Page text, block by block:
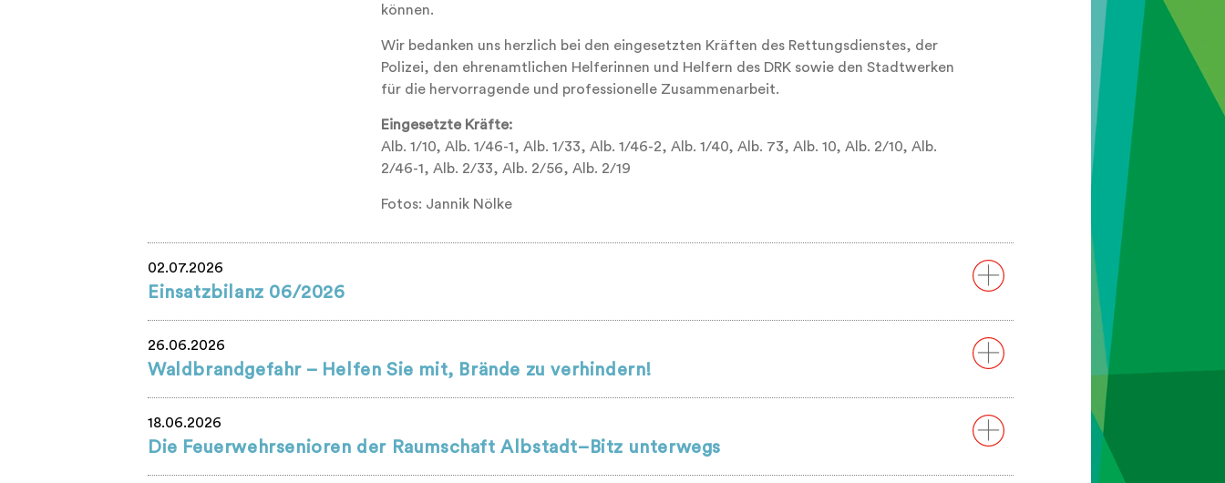
können.
Wir bedanken uns herzlich bei den eingesetzten Kräften des Rettungsdienstes, der
Polizei, den ehrenamtlichen Helferinnen und Helfern des DRK sowie den Stadtwerken
für die hervorragende und professionelle Zusammenarbeit.
Eingesetzte Kräfte:
Alb. 1/10, Alb. 1/46-1, Alb. 1/33, Alb. 1/46-2, Alb. 1/40, Alb. 73, Alb. 10, Alb. 2/10, Alb.
2/46-1, Alb. 2/33, Alb. 2/56, Alb. 2/19
Fotos: Jannik Nölke
02.07.2026
Einsatzbilanz 06/2026
26.06.2026
Waldbrandgefahr – Helfen Sie mit, Brände zu verhindern!
18.06.2026
Die Feuerwehrsenioren der Raumschaft Albstadt–Bitz unterwegs